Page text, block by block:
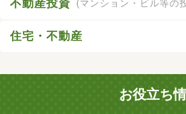
不動産投資 (マンション・ビル等の
住宅・不動産
お役立ち